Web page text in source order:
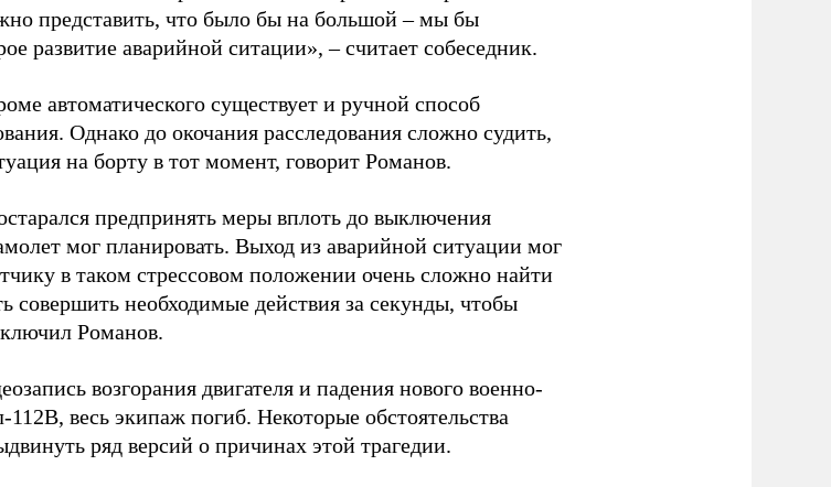
представить, что было бы на большой – мы бы
развитие аварийной ситации», – считает собеседник.
автоматического существует и ручной способ
Однако до окочания расследования сложно судить,
на борту в тот момент, говорит Романов.
предпринять меры вплоть до выключения
мог планировать. Выход из аварийной ситуации мог
в таком стрессовом положении очень сложно найти
совершить необходимые действия за секунды, чтобы
Романов.
возгорания двигателя и падения нового военно-
весь экипаж погиб. Некоторые обстоятельства
ряд версий о причинах этой трагедии.